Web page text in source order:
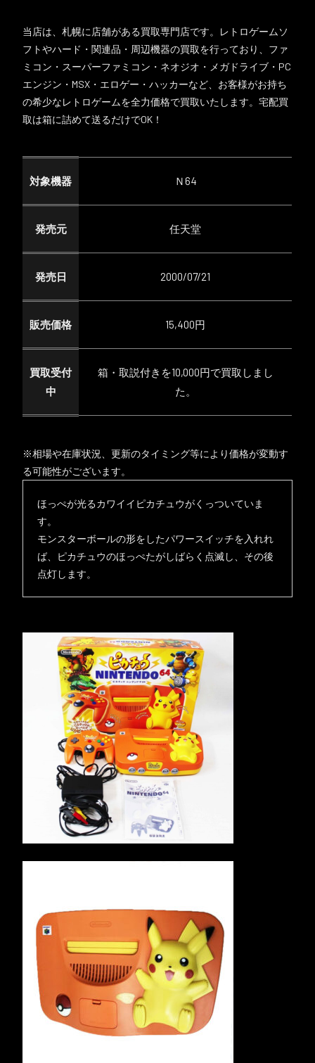
当店は、札幌に店舗がある買取専門店です。レトロゲームソ
フトやハード・関連品・周辺機器の買取を行っており、ファ
ミコン・スーパーファミコン・ネオジオ・メガドライブ・PC
エンジン・MSX・エロゲー・ハッカーなど、お客様がお持ち
の希少なレトロゲームを全力価格で買取いたします。宅配買
取は箱に詰めて送るだけでOK！
対象機器 Ｎ64
発売元 任天堂
発売日 2000/07/21
販売価格 15,400円
買取受付
中
箱・取説付きを10,000円で買取しまし
た。
※相場や在庫状況、更新のタイミング等により価格が変動す
る可能性がございます。
ほっぺが光るカワイイピカチュウがくっついていま
す。
モンスターボールの形をしたパワースイッチを入れれ
ば、ピカチュウのほっぺたがしばらく点滅し、その後
点灯します。